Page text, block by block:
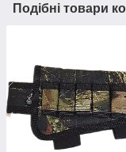
Подібні товари